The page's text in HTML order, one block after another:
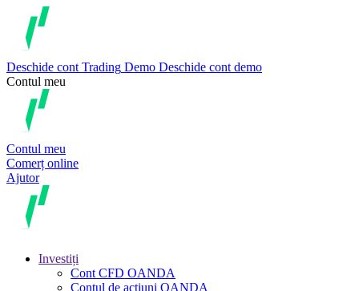
Deschide cont Trading Demo Deschide cont demo
Contul meu
Contul meu
Comerț online
Ajutor
Investiți
Cont CFD OANDA
Contul de acțiuni OANDA